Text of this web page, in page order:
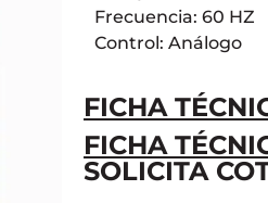
Frecuencia: 60 HZ
Control: Análogo
FICHA
FICHA
SOLICITA